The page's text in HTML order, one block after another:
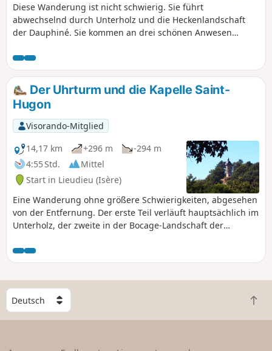
Diese Wanderung ist nicht schwierig. Sie führt
abwechselnd durch Unterholz und die Heckenlandschaft
der Dauphiné. Sie kommen an drei schönen Anwesen
Bonnevaux und dem Schloss Avril (oder d'Arzay) sowie
einigen Teichen.
Der Uhrturm und die Kapelle Saint-
Hugon
Visorando-Mitglied
14,17 km
+296 m
-294 m
4:55 Std.
Mittel
Start in Lieudieu (Isère)
Eine Wanderung ohne größere Schwierigkeiten, abgesehen
von der Entfernung. Der erste Teil verläuft hauptsächlich im
Unterholz, der zweite in der Bocage-Landschaft der
zum Uhrturm und zur beeindruckenden Kapelle Saint-
Hugon.
W
ä
h
Z
u